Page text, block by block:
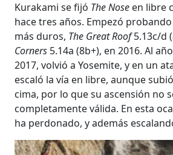
Kurakami se fijó The Nose en libre
hace tres años. Empezó
más duros, The Great Roof5.13c/d
Corners 5.14a (8b+), en 2016. Al
2017, volvió a Yosemite, y en un
escaló la vía en libre, aunque
cima, por lo que su ascensión no
completamente válida. En esta
ha perdonado, y además